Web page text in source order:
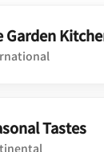
Garden
Kitchen
Tastes